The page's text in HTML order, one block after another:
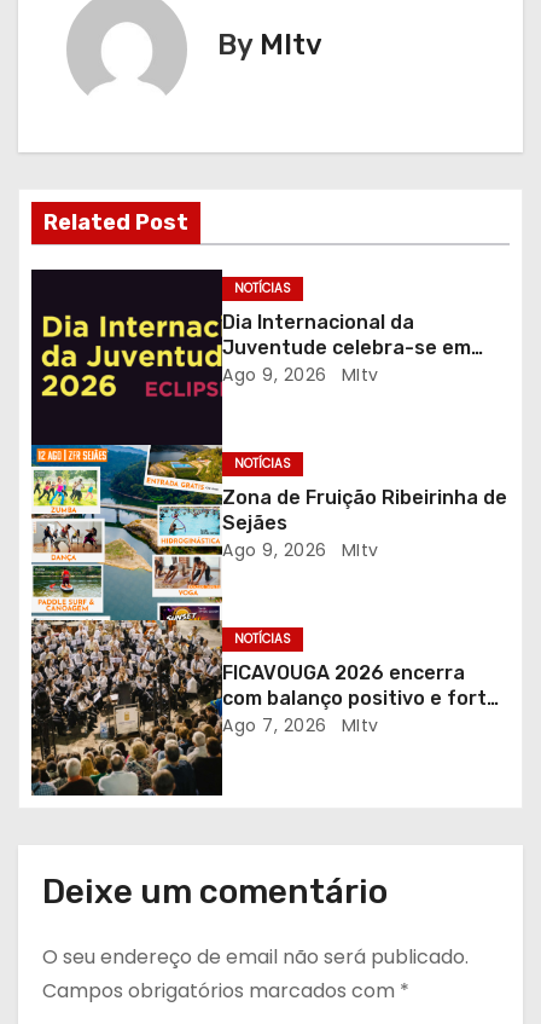
ç
ã
o
d
e
r
t
i
g
o
s
By MItv
Related Post
NOTÍCIAS
Dia Internacional da
Juventude celebra-se em
Gaia com desporto, música e
Ago 9, 2026 MItv
NOTÍCIAS
Zona de Fruição Ribeirinha de
Sejães
Ago 9, 2026 MItv
NOTÍCIAS
FICAVOUGA 2026 encerra
com balanço positivo e forte
adesão da comunidade
Ago 7, 2026 MItv
Deixe um comentário
O seu endereço de email não será publicado.
Campos obrigatórios marcados com *